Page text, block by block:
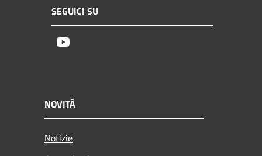
SEGUICI SU
NOVITÀ
Notizie